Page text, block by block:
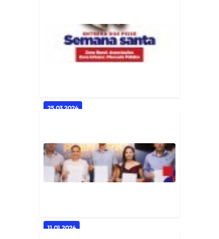
CONVITE | PALESTRA MAIO
LARANJA
25.03.2024
ENTREGA DOS PEIXES DA
SEMANA SANTA NO MUNICÍPIO
11.01.2024